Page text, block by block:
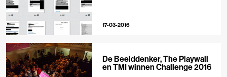
17-03-2016
De Beelddenker, The Playwall
en TMI winnen Challenge 2016